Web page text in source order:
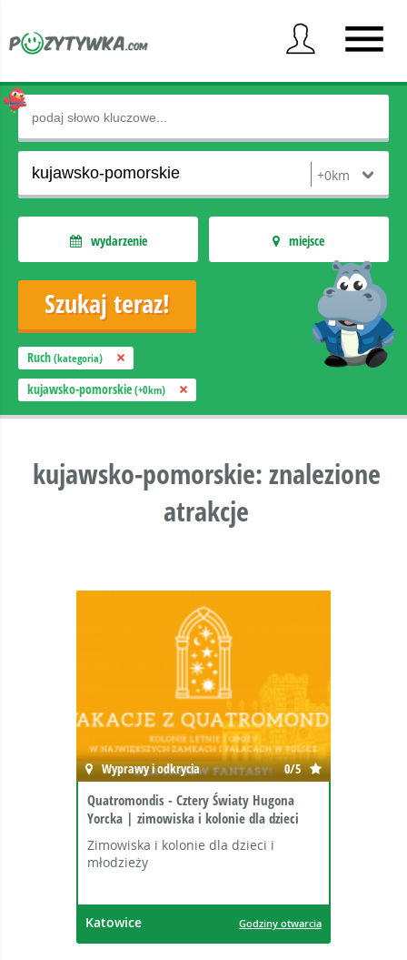
wydarzenie miejsce
Ruch (kategoria)
kujawsko-pomorskie (+0km)
kujawsko-pomorskie: znalezione
atrakcje
Wyprawy i odkrycia 0/5
Quatromondis - Cztery Światy Hugona
Yorcka | zimowiska i kolonie dla dzieci
Zimowiska i kolonie dla dzieci i
młodzieży
Katowice Godziny otwarcia